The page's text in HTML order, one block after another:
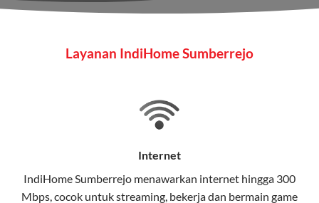
hiburan berkualitas tinggi.
pengguna rumah dan bisnis.
stabil, dan memiliki berbagai pilihan paket IndiHome
Layanan IndiHome Sumberrejo
Internet
IndiHome Sumberrejo menawarkan internet hingga 300
Mbps, cocok untuk streaming, bekerja dan bermain game